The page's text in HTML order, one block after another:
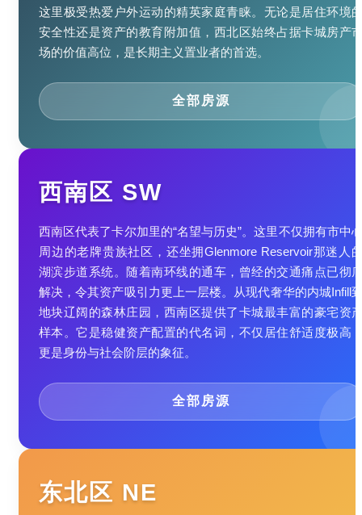
这里极受热爱户外运动的精英家庭青睐。无论是居住环境
安全性还是资产的教育附加值，西北区始终占据卡城房产
场的价值高位，是长期主义置业者的首选。
全部房源
西南区 SW
西南区代表了卡尔加里的“名望与历史”。这里不仅拥有市中
周边的老牌贵族社区，还坐拥Glenmore Reservoir那迷人
湖滨步道系统。随着南环线的通车，曾经的交通痛点已彻
解决，令其资产吸引力更上一层楼。从现代奢华的内城Infill
地块辽阔的森林庄园，西南区提供了卡城最丰富的豪宅资
样本。它是稳健资产配置的代名词，不仅居住舒适度极高
更是身份与社会阶层的象征。
全部房源
东北区 NE